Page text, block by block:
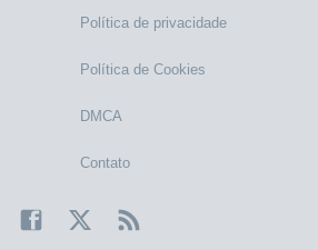
Política de privacidade
Política de Cookies
DMCA
Contato